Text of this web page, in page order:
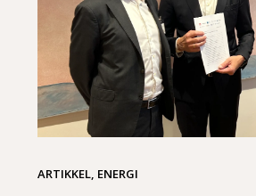
ARTIKKEL, ENERGI